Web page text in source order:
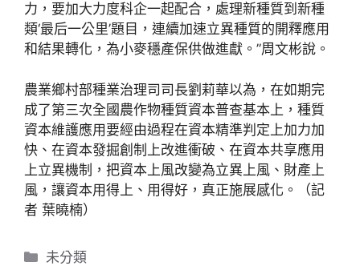
力，要加大力度科企一起配合，處理新種質到新種
類‘最后一公里’題目，連續加速立異種質的開釋應用
和結果轉化，為小麥穩產保供做進獻。”周文彬說。
農業鄉村部種業治理司司長劉莉華以為，在如期完
成了第三次全國農作物種質資本普查基本上，種質
資本維護應用要經由過程在資本精準判定上加力加
快、在資本發掘創制上改進衝破、在資本共享應用
上立異機制，把資本上風改變為立異上風、財產上
風，讓資本用得上、用得好，真正施展感化。（記
者 葉曉楠）
分
未分類